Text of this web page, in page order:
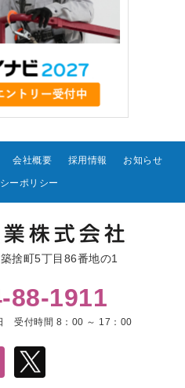
会社概要 採用情報 お知らせ
ーポリシー
捨町5丁目86番地の1
88-1911
受付時間 8：00 ～ 17：00